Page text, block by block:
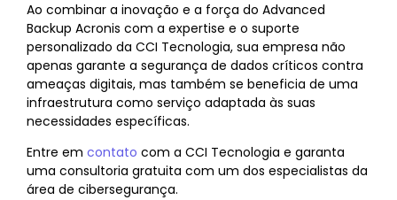
Ao combinar a inovação e a força do Advanced
Backup Acronis com a expertise e o suporte
personalizado da CCI Tecnologia, sua empresa não
apenas garante a segurança de dados críticos contra
ameaças digitais, mas também se beneficia de uma
infraestrutura como serviço adaptada às suas
necessidades específicas.
Entre em contato com a CCI Tecnologia e garanta
uma consultoria gratuita com um dos especialistas da
área de cibersegurança.